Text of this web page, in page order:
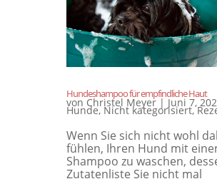
Hundeshampoo für empfindliche Haut
von Christel Meyer| Juni 7,
Hunde, Nicht kategorisiert,
Wenn Sie sich nicht wohl
fühlen, Ihren Hund mit
Shampoo zu waschen,
Zutatenliste Sie nicht mal